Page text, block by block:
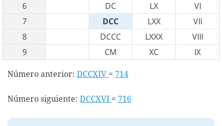
6
DC LX
VI
7
DCC LXX
VII
8
DCCC LXXX
VIII
9
CM XC IX
Número anterior: DCCXIV = 714
Número siguiente: DCCXVI = 716